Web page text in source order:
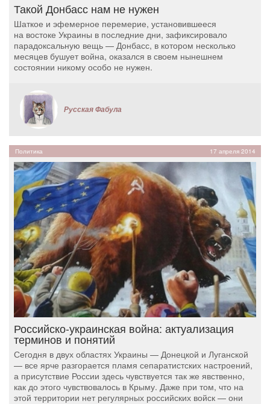
Такой Донбасс нам не нужен
Шаткое и эфемерное перемерие, установившееся
на востоке Украины в последние дни, зафиксировало
парадоксальную вещь — Донбасс, в котором несколько
месяцев бушует война, оказался в своем нынешнем
состоянии никому особо не нужен.
Русская Фабула
Политика 17 апреля 2014
Российско-украинская война: актуализация
терминов и понятий
Сегодня в двух областях Украины — Донецкой и Луганской
— все ярче разгорается пламя сепаратистских настроений,
а присутствие России здесь чувствуется так же явственно,
как до этого чувствовалось в Крыму. Даже при том, что на
этой территории нет регулярных российских войск — они